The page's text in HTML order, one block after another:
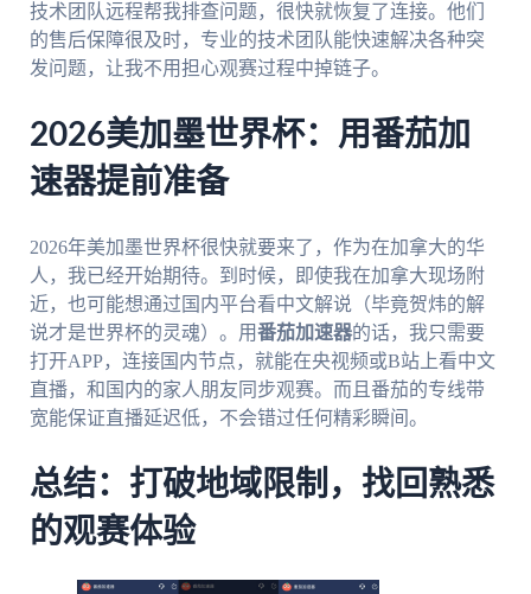
技术团队远程帮我排查问题，很快就恢复了连接。他们
的售后保障很及时，专业的技术团队能快速解决各种突
发问题，让我不用担心观赛过程中掉链子。
2026美加墨世界杯：用番茄加
速器提前准备
2026年美加墨世界杯很快就要来了，作为在加拿大的华
人，我已经开始期待。到时候，即使我在加拿大现场附
近，也可能想通过国内平台看中文解说（毕竟贺炜的解
说才是世界杯的灵魂）。用番茄加速器的话，我只需要
打开APP，连接国内节点，就能在央视频或B站上看中文
直播，和国内的家人朋友同步观赛。而且番茄的专线带
宽能保证直播延迟低，不会错过任何精彩瞬间。
总结：打破地域限制，找回熟悉
的观赛体验